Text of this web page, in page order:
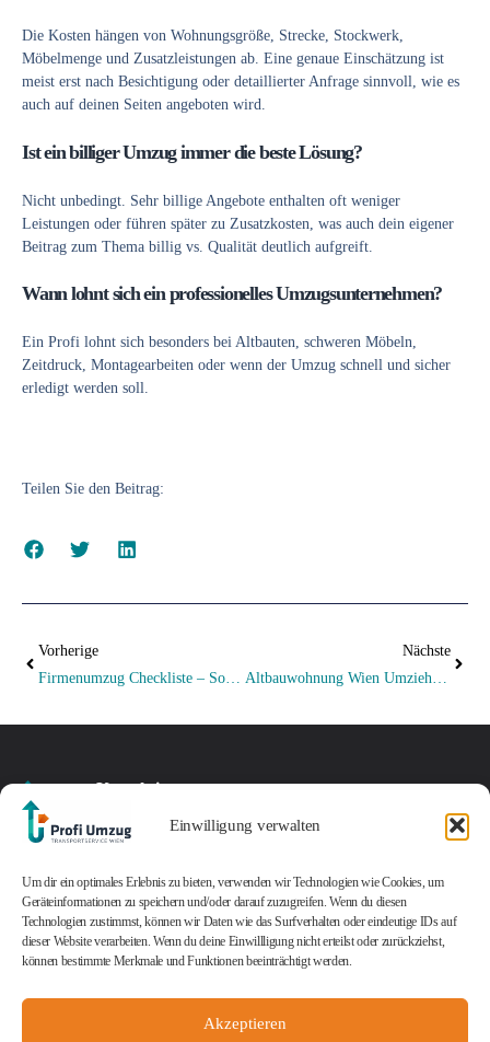
Einwilligung verwalten
Um dir ein optimales Erlebnis zu bieten, verwenden wir Technologien wie Cookies, um
Geräteinformationen zu speichern und/oder darauf zuzugreifen. Wenn du diesen
Technologien zustimmst, können wir Daten wie das Surfverhalten oder eindeutige IDs auf
dieser Website verarbeiten. Wenn du deine Einwillligung nicht erteilst oder zurückziehst,
können bestimmte Merkmale und Funktionen beeinträchtigt werden.
Akzeptieren
Die Kosten hängen von Wohnungsgröße, Strecke, Stockwerk,
Möbelmenge und Zusatzleistungen ab. Eine genaue Einschätzung ist
meist erst nach Besichtigung oder detaillierter Anfrage sinnvoll, wie es
auch auf deinen Seiten angeboten wird.
Ist ein billiger Umzug immer die beste Lösung?
Nicht unbedingt. Sehr billige Angebote enthalten oft weniger
Leistungen oder führen später zu Zusatzkosten, was auch dein eigener
Beitrag zum Thema billig vs. Qualität deutlich aufgreift.
Wann lohnt sich ein professionelles Umzugsunternehmen?
Ein Profi lohnt sich besonders bei Altbauten, schweren Möbeln,
Zeitdruck, Montagearbeiten oder wenn der Umzug schnell und sicher
erledigt werden soll.
Teilen Sie den Beitrag:
Vorherige
Nächste
Ein
und
professioneller
Umzugsservice
– genau
Kontaktieren
Jetzt Angebot
Kontaktieren Sie uns
noch heute und
sichern Sie sich ein
unverbindliches
umzug.at
+43
1
208
1100
Wien
Öffnungszeiten
–
Freitag:
08:00
–
(EU)
© 2025profi-
umzug.at Alle Rechte
vorbehalten.